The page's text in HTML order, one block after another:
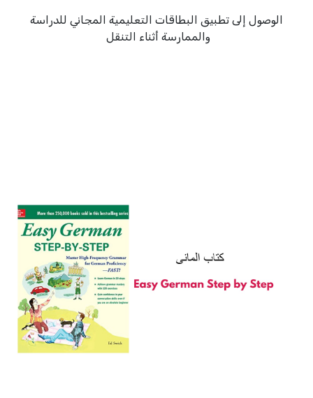
الوصول إلى تطبيق البطاقات التعليمية المجاني للدراسة
والممارسة أثناء التنقل